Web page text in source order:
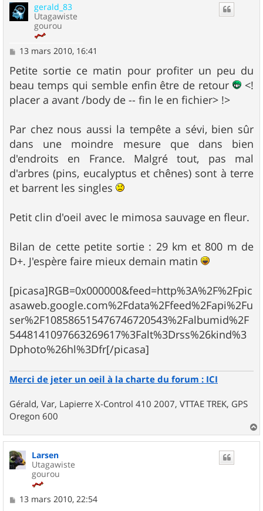
gerald_83
Utagawiste
gourou
M
s
s
a
g
e
13 mars 2010, 16:41
Petite sortie ce matin pour profiter un peu du
beau temps qui semble enfin être de retour
<!
placer a avant /body de -- fin le en fichier> !>
Par chez nous aussi la tempête a sévi, bien sûr
dans une moindre mesure que dans bien
d'endroits en France. Malgré tout, pas mal
d'arbres (pins, eucalyptus et chênes) sont à terre
et barrent les singles
Petit clin d'oeil avec le mimosa sauvage en fleur.
Bilan de cette petite sortie : 29 km et 800 m de
D+. J'espère faire mieux demain matin
[picasa]RGB=0x000000&feed=http%3A%2F%2Fpic
asaweb.google.com%2Fdata%2Ffeed%2Fapi%2Fu
ser%2F108586515476746720543%2Falbumid%2F
5448141097663269617%3Falt%3Drss%26kind%3
Dphoto%26hl%3Dfr[/picasa]
Merci de jeter un oeil à la charte du forum : ICI
Gérald, Var, Lapierre X-Control 410 2007, VTTAE TREK, GPS
Oregon 600
a
Larsen
Utagawiste
gourou
M13 mars 2010, 22:54